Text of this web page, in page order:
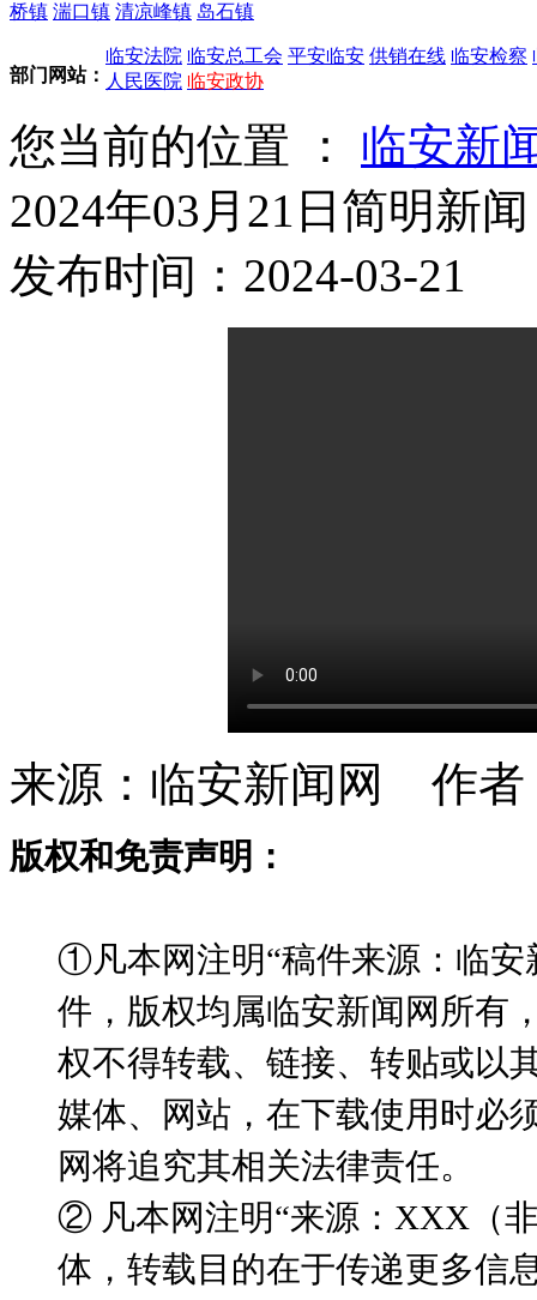
桥镇 湍口镇 清凉峰镇 岛石镇
部门网站：
临安法院 临安总工会 平安临安 供销在线 临安检察
人民医院 临安政协
您当前的位置 ： 临安新
2024年03月21日简明新闻
发布时间：2024-03-21
来源：临安新闻网 作
版权和免责声明：
①凡本网注明“稿件来源：临安
件，版权均属临安新闻网所有
权不得转载、链接、转贴或以
媒体、网站，在下载使用时必
网将追究其相关法律责任。
② 凡本网注明“来源：XXX（
体，转载目的在于传递更多信